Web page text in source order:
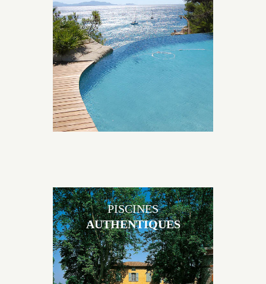
Les piscines en béton naturelles Jacques Brens sont
originales, elles s’intègrent parfaitement à leur
environnement grâce à un jeu de volume et de
matière sur-mesure conçu par notre bureau d’étude
spécialisé.
Les piscines en béton authentiques Jacques Brens se
démarquent par la noblesse des matériaux
PISCINES
AUTHENTIQUES